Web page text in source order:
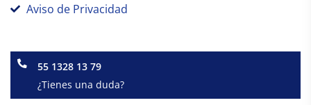
Aviso de Privacidad
55 1328 13 79
¿Tienes una duda?